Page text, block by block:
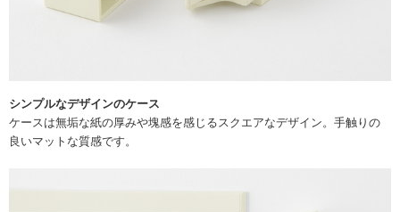
シンプルなデザインのケース
ケースは無垢な紙の厚みや塊感を感じるスクエアなデザイン。手触りの
良いマットな質感です。